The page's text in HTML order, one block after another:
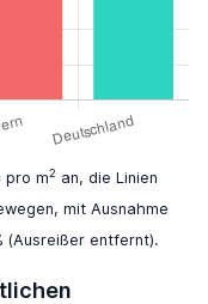
pro m2 an, die Linien
mit Ausnahme
(Ausreißer entfernt).